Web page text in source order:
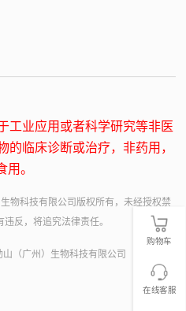
工业应用或者科学研究等非医
的临床诊断或治疗，非药用，
用。
物科技有限公司版权所有，未经授权禁
反，将追究法律责任。
（广州）生物科技有限公司
购物车
在线客服